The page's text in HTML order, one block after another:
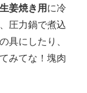
生姜焼き用 に冷
圧力鍋で煮込
具にしたり、
みてな！塊肉